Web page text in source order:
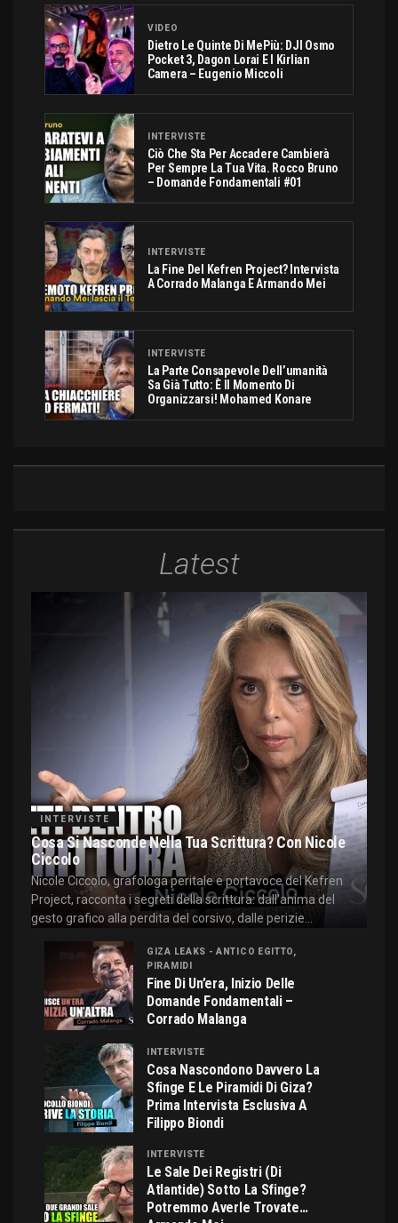
VIDEO
Dietro Le Quinte Di MePiù: DJI Osmo
Pocket 3, Dagon Lorai E I Kirlian
Camera – Eugenio Miccoli
INTERVISTE
Ciò Che Sta Per Accadere Cambierà
Per Sempre La Tua Vita. Rocco Bruno
– Domande Fondamentali #01
INTERVISTE
La Fine Del Kefren Project? Intervista
A Corrado Malanga E Armando Mei
INTERVISTE
La Parte Consapevole Dell’umanità
Sa Già Tutto: È Il Momento Di
Organizzarsi! Mohamed Konare
Latest
INTERVISTE
Cosa Si Nasconde Nella Tua Scrittura? Con Nicole
Ciccolo
Nicole Ciccolo, grafologa peritale e portavoce del Kefren
Project, racconta i segreti della scrittura: dall'anima del
gesto grafico alla perdita del corsivo, dalle perizie...
GIZA LEAKS - ANTICO EGITTO,
PIRAMIDI
Fine Di Un’era, Inizio Delle
Domande Fondamentali –
Corrado Malanga
INTERVISTE
Cosa Nascondono Davvero La
Sfinge E Le Piramidi Di Giza?
Prima Intervista Esclusiva A
Filippo Biondi
INTERVISTE
Le Sale Dei Registri (di
Atlantide) Sotto La Sfinge?
Potremmo Averle Trovate…